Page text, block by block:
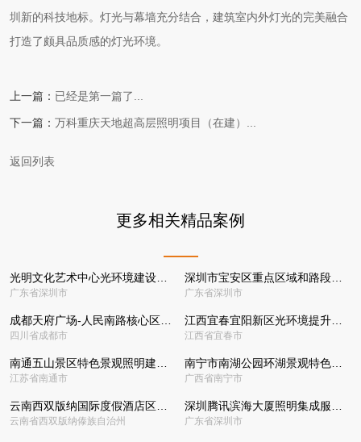
圳新的科技地标。灯光与幕墙充分结合，建筑室内外灯光的完美融合
打造了颇具品质感的灯光环境。
上一篇： 已经是第一篇了...
下一篇： 万科重庆天地超高层照明项目（在建）...
返回列表
更多相关精品案例
广东省深圳市 广东省深圳市
四川省成都市 江西省宜春市
江苏省南通市 广西省南宁市
云南省西双版纳傣族自治州 广东省深圳市